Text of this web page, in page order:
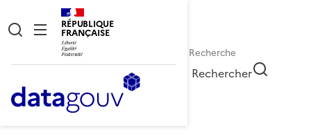
RÉPUBLIQUE
FRANÇAISE
Rechercher